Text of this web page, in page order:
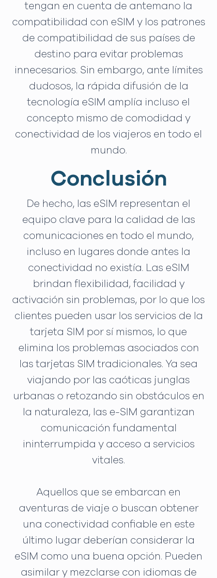
tengan en cuenta de antemano la
compatibilidad con eSIM y los patrones
de compatibilidad de sus países de
destino para evitar problemas
innecesarios. Sin embargo, ante límites
dudosos, la rápida difusión de la
tecnología eSIM amplía incluso el
concepto mismo de comodidad y
conectividad de los viajeros en todo el
mundo.
Conclusión
De hecho, las eSIM representan el
equipo clave para la calidad de las
comunicaciones en todo el mundo,
incluso en lugares donde antes la
conectividad no existía. Las eSIM
brindan flexibilidad, facilidad y
activación sin problemas, por lo que los
clientes pueden usar los servicios de la
tarjeta SIM por sí mismos, lo que
elimina los problemas asociados con
las tarjetas SIM tradicionales. Ya sea
viajando por las caóticas junglas
urbanas o retozando sin obstáculos en
la naturaleza, las e-SIM garantizan
comunicación fundamental
ininterrumpida y acceso a servicios
vitales.
Aquellos que se embarcan en
aventuras de viaje o buscan obtener
una conectividad confiable en este
último lugar deberían considerar la
eSIM como una buena opción. Pueden
asimilar y mezclarse con idiomas de